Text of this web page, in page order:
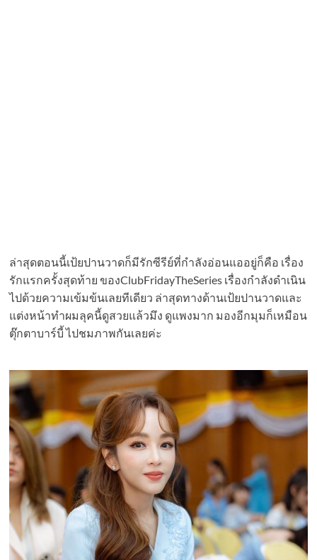
ล่าสุดตอนนี้เป้ยปานวาดก็มีรักซีรีย์ที่กำลังอ่อนแออยู่ก็คือ เรื่อง
รักแรกครั้งสุดท้าย ของClubFridayTheSeries เรื่องกำลังดำเนิน
ไปด้วยความเข้มข้นเลยทีเดียว ล่าสุดทางด้านเป้ยปานวาดและ
แต่งหน้าทำผมลุคนี้ดูสวยแล้วมึง ดูแพงมาก มองอีกมุมก็เหมือน
ตุ๊กตาบาร์บี้ ไปชมภาพกันเลยค่ะ